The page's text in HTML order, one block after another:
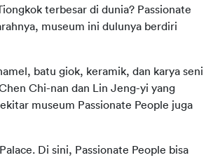
terbesar di dunia? Passionate
museum ini dulunya berdiri
batu giok, keramik, dan karya seni
Chi-nan dan Lin Jeng-yi yang
museum Passionate People juga
Di sini, Passionate People bisa